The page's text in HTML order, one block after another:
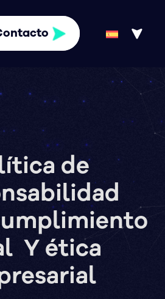
de
Y ética